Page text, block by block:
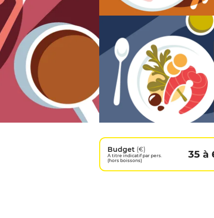
Budget (€)
A titre indicatif par pers.
(hors boissons)
35 à